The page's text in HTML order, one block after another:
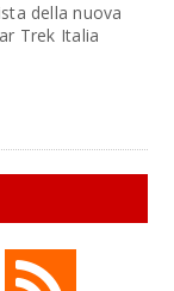
della nuova
Trek Italia